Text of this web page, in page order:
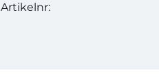
Artikelnr: